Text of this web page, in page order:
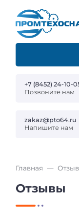
+7 (8452) 24-10-
Позвоните нам
zakaz@pto64.ru
Напишите нам
Главная
Отзывы